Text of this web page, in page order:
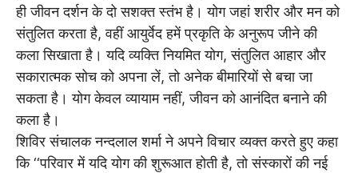
ही जीवन दर्शन के दो सशक्त स्तंभ है। योग जहां शरीर और मन को
संतुलित करता है, वहीं आयुर्वेद हमें प्रकृति के अनुरूप जीने की
कला सिखाता है। यदि व्यक्ति नियमित योग, संतुलित आहार और
सकारात्मक सोच को अपना लें, तो अनेक बीमारियों से बचा जा
सकता है। योग केवल व्यायाम नहीं, जीवन को आनंदित बनाने की
कला है।
शिविर संचालक नन्दलाल शर्मा ने अपने विचार व्यक्त करते हुए कहा
कि ‘‘परिवार में यदि योग की शुरूआत होती है, तो संस्कारों की नई